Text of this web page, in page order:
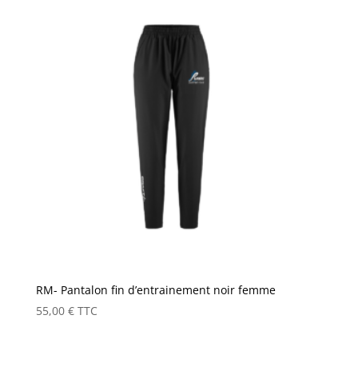
RM- Pantalon fin d’entrainement noir femme
55,00 € TTC